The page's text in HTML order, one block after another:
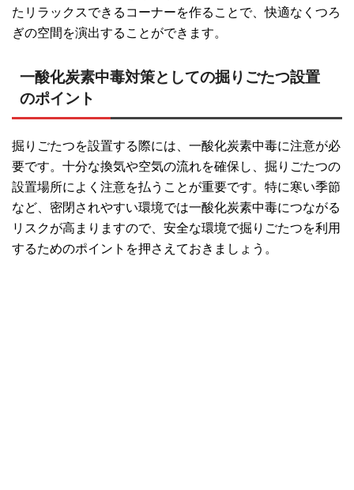
たリラックスできるコーナーを作ることで、快適なくつろ
ぎの空間を演出することができます。
一酸化炭素中毒対策としての掘りごたつ設置
のポイント
掘りごたつを設置する際には、一酸化炭素中毒に注意が必
要です。十分な換気や空気の流れを確保し、掘りごたつの
設置場所によく注意を払うことが重要です。特に寒い季節
など、密閉されやすい環境では一酸化炭素中毒につながる
リスクが高まりますので、安全な環境で掘りごたつを利用
するためのポイントを押さえておきましょう。